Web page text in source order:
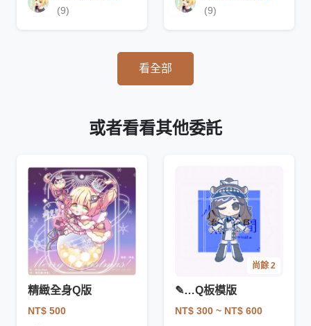
(9) (9)
看全部
或者看看其他委託
精緻全身Q版
NT$ 500
尚餘 2
✎…Q板模版
NT$ 300 ~ NT$ 600